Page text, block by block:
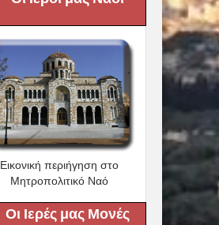
Εικονική περιήγηση στο
Μητροπολιτικό Ναό
Οι Ιερές μας Μονές